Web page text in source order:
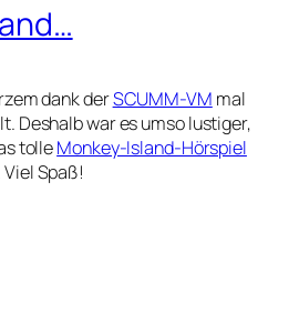
dank derSCUMM-VM mal
Deshalb war es umso lustiger,
tolleMonkey-Island-Hörspiel
Spaß!